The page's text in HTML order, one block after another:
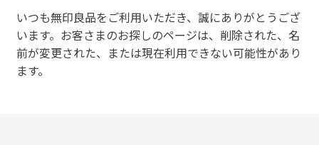
ト
ス
ト
ア
いつも無印良品をご利用いただき、誠にありがとうござ
います。 お客さまのお探しのページは、削除された、名
前が変更された、または現在利用できない可能性があり
ます。